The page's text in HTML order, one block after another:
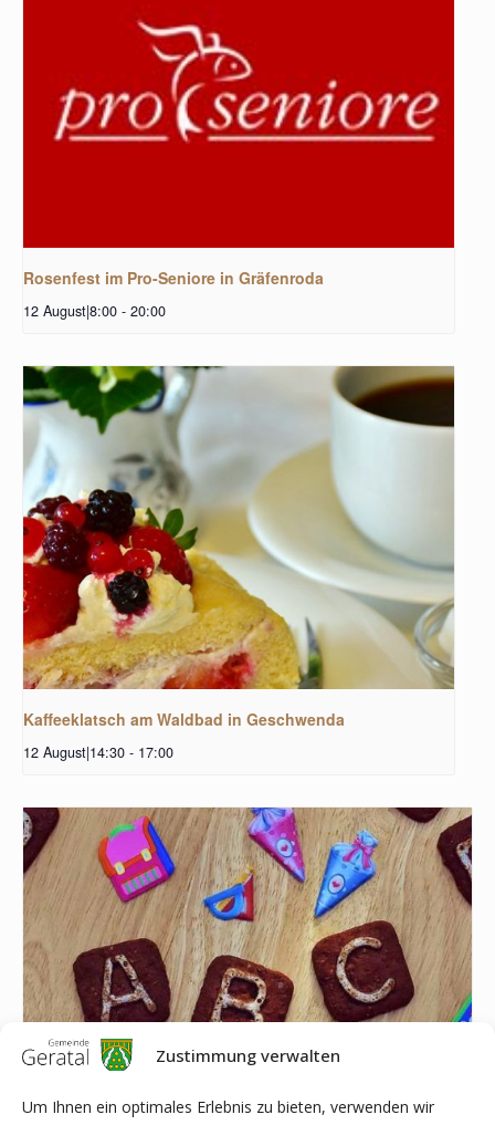
Zustimmung verwalten
Um Ihnen ein optimales Erlebnis zu bieten, verwenden wir
Rosenfest im Pro-Seniore in Gräfenroda
12 August|8:00 - 20:00
Kaffeeklatsch am Waldbad in Geschwenda
12 August|14:30 - 17:00